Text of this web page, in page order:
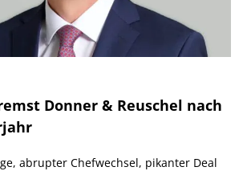
Donner & Reuschel nach
abrupter Chefwechsel, pikanter Deal